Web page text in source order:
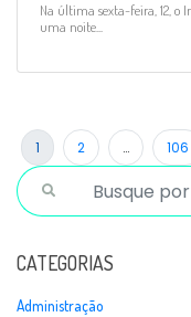
Na última sexta-feira, 12, o
uma noite...
1 2 … 106
CATEGORIAS
Administração